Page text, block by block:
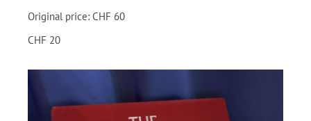
Original price: CHF 60
CHF 20